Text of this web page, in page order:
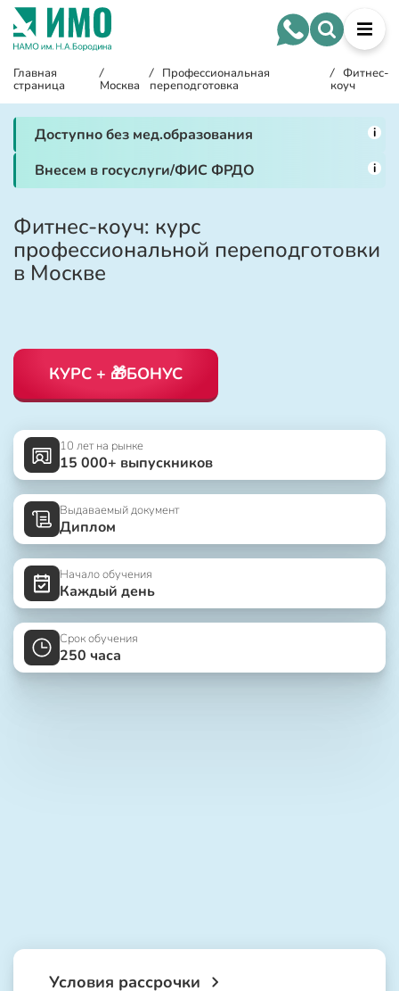
Главная
страница
/
Москва
/ Профессиональная
переподготовка
/ Фитнес-
коуч
Доступно без мед.образования i
Внесем в госуслуги/ФИС ФРДО i
Фитнес-коуч: курс
профессиональной переподготовки
в Москве
КУРС + 🎁БОНУС
10 лет на рынке
15 000+ выпускников
Выдаваемый документ
Диплом
Начало обучения
Каждый день
Срок обучения
250 часа
Условия рассрочки